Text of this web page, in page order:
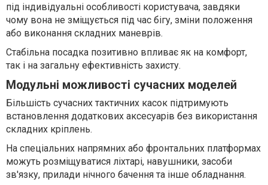
під індивідуальні особливості користувача, завдяки
чому вона не зміщується під час бігу, зміни положення
або виконання складних маневрів.
Стабільна посадка позитивно впливає як на комфорт,
так і на загальну ефективність захисту.
Модульні можливості сучасних моделей
Більшість сучасних тактичних касок підтримують
встановлення додаткових аксесуарів без використання
складних кріплень.
На спеціальних напрямних або фронтальних платформах
можуть розміщуватися ліхтарі, навушники, засоби
зв'язку, прилади нічного бачення та інше обладнання.